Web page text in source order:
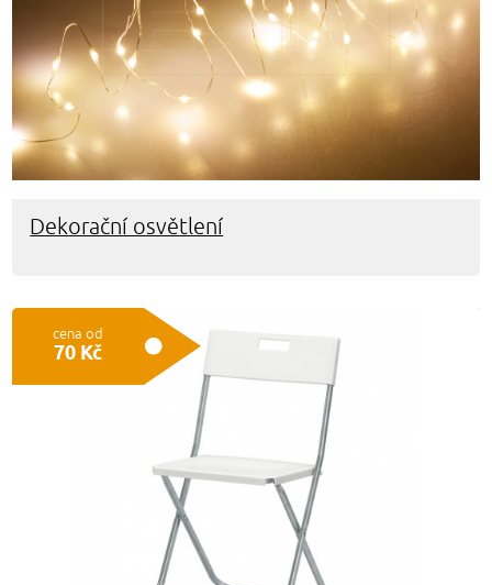
Dekorační osvětlení
cena od
70 Kč